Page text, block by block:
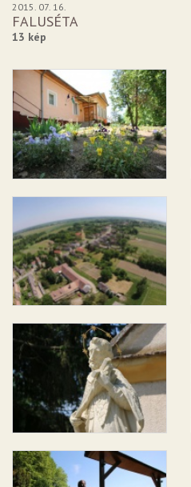
2015. 07. 16.
FALUSÉTA
13 kép